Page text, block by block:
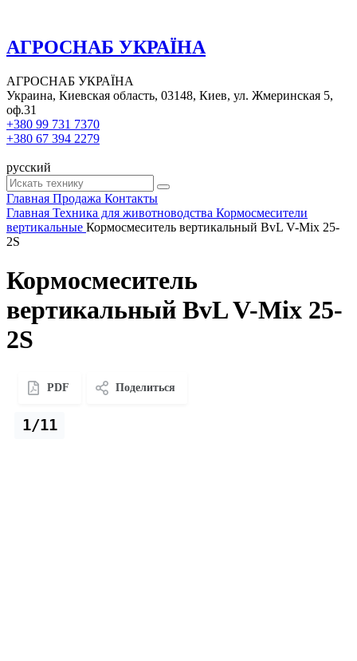
АГРОСНАБ УКРАЇНА
АГРОСНАБ УКРАЇНА
Украина, Киевская область, 03148, Киев, ул. Жмеринская 5,
оф.31
+380 99 731 7370
+380 67 394 2279
русский
Главная Продажа Контакты
Главная Техника для животноводства Кормосмесители
вертикальные Кормосмеситель вертикальный BvL V-Mix 25-
2S
Кормосмеситель
вертикальный BvL V-Mix 25-
2S
PDF Поделиться
1/11